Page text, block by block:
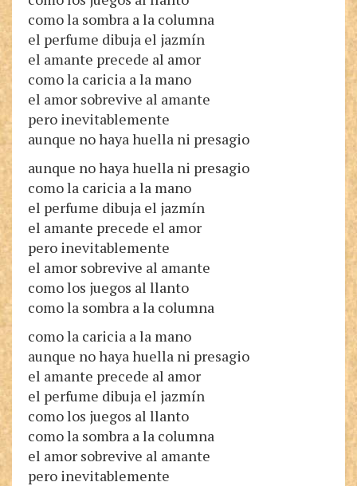
como la sombra a la columna
el perfume dibuja el jazmín
el amante precede al amor
como la caricia a la mano
el amor sobrevive al amante
pero inevitablemente
aunque no haya huella ni presagio
aunque no haya huella ni presagio
como la caricia a la mano
el perfume dibuja el jazmín
el amante precede el amor
pero inevitablemente
el amor sobrevive al amante
como los juegos al llanto
como la sombra a la columna
como la caricia a la mano
aunque no haya huella ni presagio
el amante precede al amor
el perfume dibuja el jazmín
como los juegos al llanto
como la sombra a la columna
el amor sobrevive al amante
pero inevitablemente